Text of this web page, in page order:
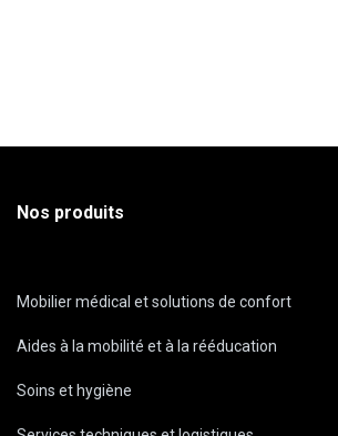
Nos produits
Mobilier médical et solutions de confort
Aides à la mobilité et à la rééducation
Soins et hygiène